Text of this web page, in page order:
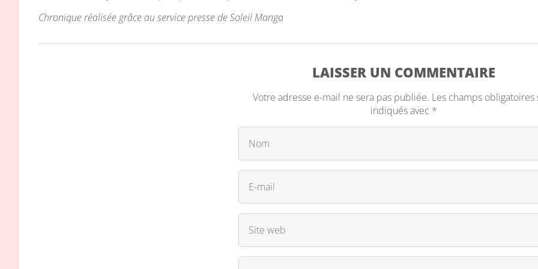
Chronique réalisée grâce au service presse de Soleil Manga
LAISSER UN COMMENTAIRE
Votre adresse e-mail ne sera pas publiée. Les champs obligatoires
indiqués avec *